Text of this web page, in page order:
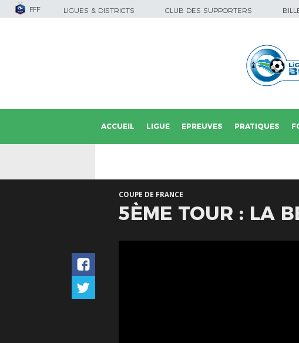
FFF LIGUES & DISTRICTS CLUB DES SUPPORTERS
ACCUEIL LIGUE EPREUVES PRATIQUES
COUPE DE FRANCE
5ÈME TOUR : LA